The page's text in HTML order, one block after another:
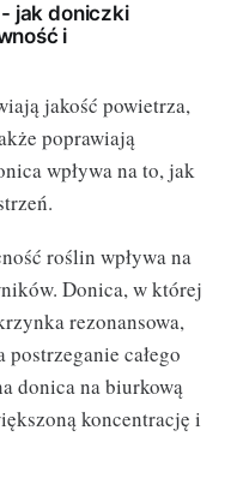
jak doniczki
i
jakość powietrza,
poprawiają
wpływa na to, jak
roślin wpływa na
Donica, w której
rezonansowa,
całego
donica na biurkową
koncentrację i